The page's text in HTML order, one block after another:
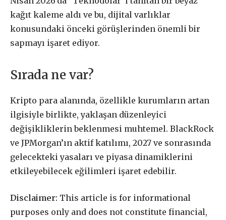
kağıt kaleme aldı ve bu, dijital varlıklar
konusundaki önceki görüşlerinden önemli bir
sapmayı işaret ediyor.
Sırada ne var?
Kripto para alanında, özellikle kurumların artan
ilgisiyle birlikte, yaklaşan düzenleyici
değişikliklerin beklenmesi muhtemel. BlackRock
ve JPMorgan’ın aktif katılımı, 2027 ve sonrasında
gelecekteki yasaları ve piyasa dinamiklerini
etkileyebilecek eğilimleri işaret edebilir.
Disclaimer: This article is for informational
purposes only and does not constitute financial,